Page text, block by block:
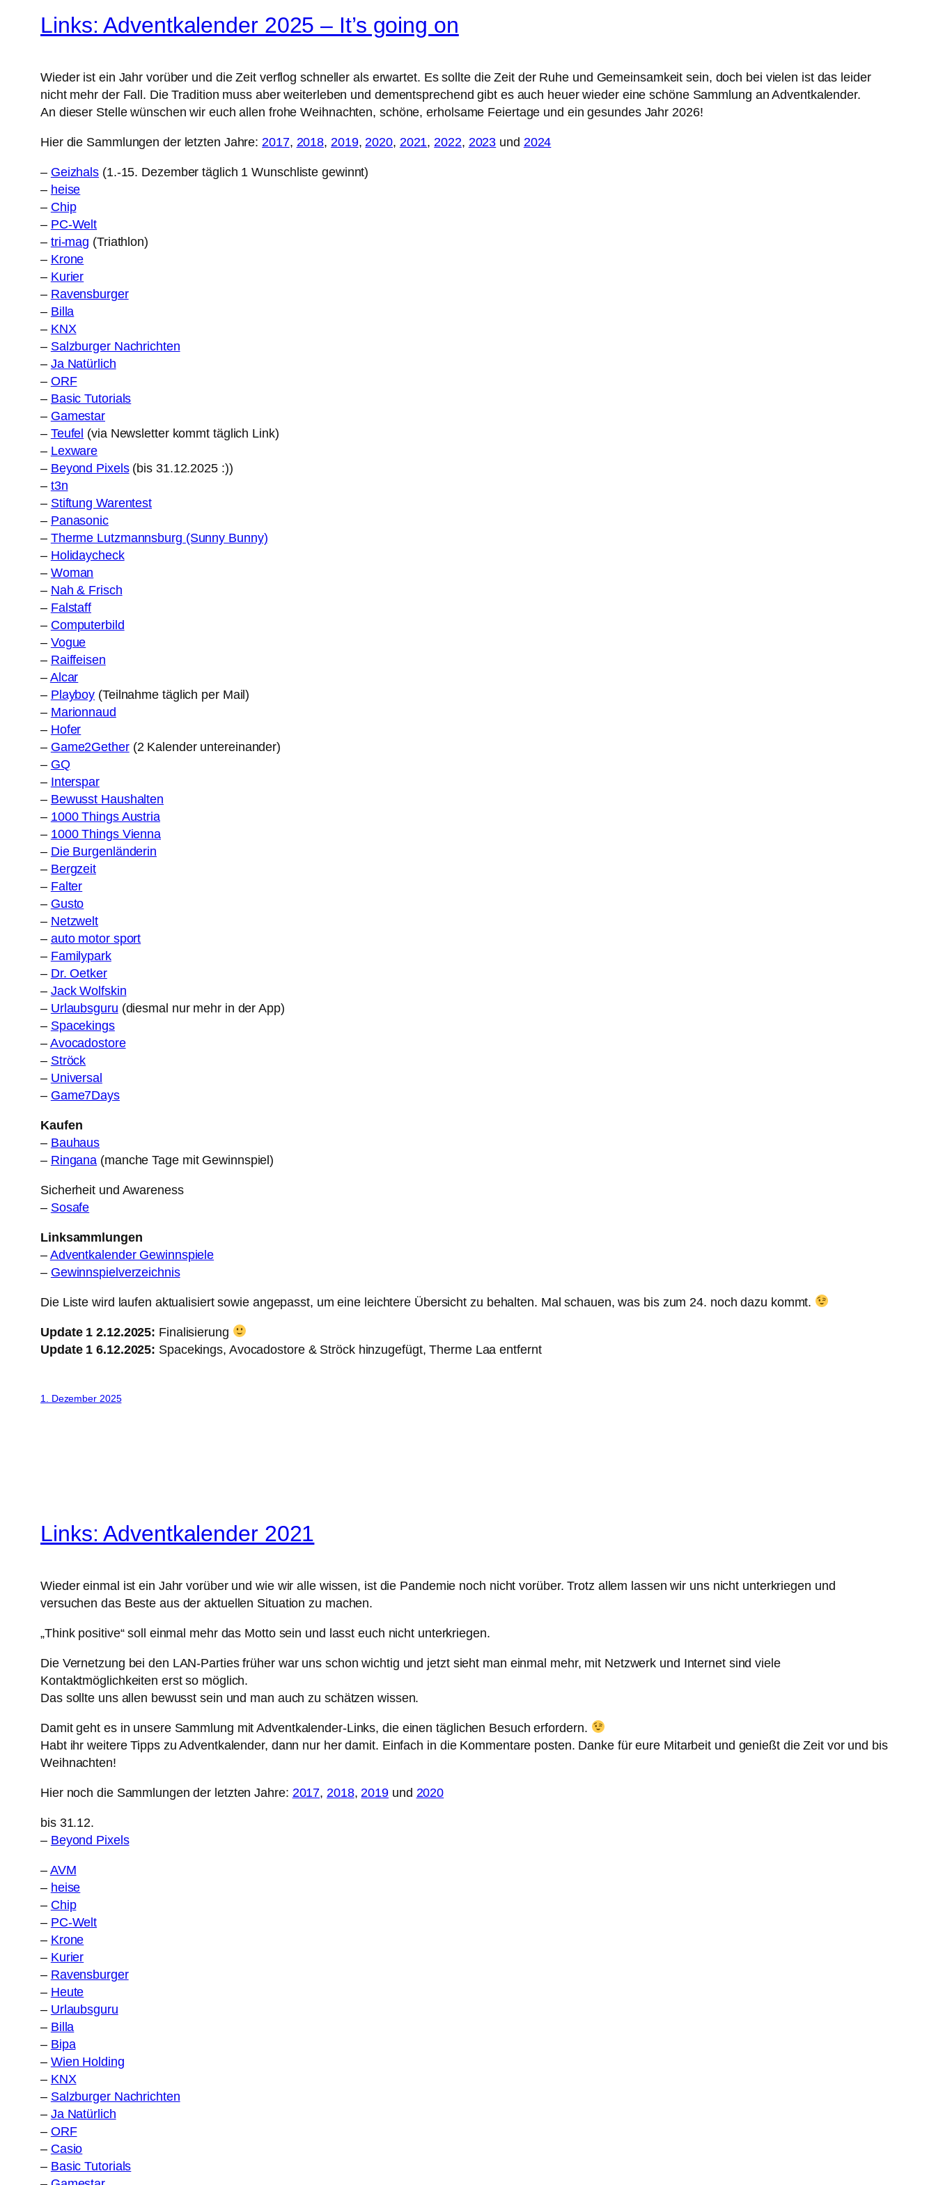
Links: Adventkalender 2025 – It’s going on
Wieder ist ein Jahr vorüber und die Zeit verflog schneller als erwartet. Es sollte die Zeit der Ruhe und Gemeinsamkeit sein, doch bei vielen ist das leider
nicht mehr der Fall. Die Tradition muss aber weiterleben und dementsprechend gibt es auch heuer wieder eine schöne Sammlung an Adventkalender.
An dieser Stelle wünschen wir euch allen frohe Weihnachten, schöne, erholsame Feiertage und ein gesundes Jahr 2026!
Hier die Sammlungen der letzten Jahre: 2017, 2018, 2019, 2020, 2021, 2022, 2023 und 2024
– Geizhals (1.-15. Dezember täglich 1 Wunschliste gewinnt)
– heise
– Chip
– PC-Welt
– tri-mag (Triathlon)
– Krone
– Kurier
– Ravensburger
– Billa
– KNX
– Salzburger Nachrichten
– Ja Natürlich
– ORF
– Basic Tutorials
– Gamestar
– Teufel (via Newsletter kommt täglich Link)
– Lexware
– Beyond Pixels(bis 31.12.2025 :))
– t3n
– Stiftung Warentest
– Panasonic
– Therme Lutzmannsburg (Sunny Bunny)
– Holidaycheck
– Woman
– Nah & Frisch
– Falstaff
– Computerbild
– Vogue
– Raiffeisen
– Alcar
– Playboy (Teilnahme täglich per Mail)
– Marionnaud
– Hofer
– Game2Gether(2 Kalender untereinander)
– GQ
– Interspar
– Bewusst Haushalten
– 1000 Things Austria
– 1000 Things Vienna
– Die Burgenländerin
– Bergzeit
– Falter
– Gusto
– Netzwelt
– auto motor sport
– Familypark
– Dr. Oetker
– Jack Wolfskin
– Urlaubsguru (diesmal nur mehr in der App)
– Spacekings
– Avocadostore
– Ströck
– Universal
– Game7Days
Kaufen
– Bauhaus
– Ringana (manche Tage mit Gewinnspiel)
Sicherheit und Awareness
– Sosafe
Linksammlungen
– Adventkalender Gewinnspiele
– Gewinnspielverzeichnis
Die Liste wird laufen aktualisiert sowie angepasst, um eine leichtere Übersicht zu behalten. Mal schauen, was bis zum 24. noch dazu kommt.
Update 1 2.12.2025: Finalisierung
Update 1 6.12.2025: Spacekings, Avocadostore & Ströck hinzugefügt, Therme Laa entfernt
1. Dezember 2025
Links: Adventkalender 2021
Wieder einmal ist ein Jahr vorüber und wie wir alle wissen, ist die Pandemie noch nicht vorüber. Trotz allem lassen wir uns nicht unterkriegen und
versuchen das Beste aus der aktuellen Situation zu machen.
„Think positive“ soll einmal mehr das Motto sein und lasst euch nicht unterkriegen.
Die Vernetzung bei den LAN-Parties früher war uns schon wichtig und jetzt sieht man einmal mehr, mit Netzwerk und Internet sind viele
Kontaktmöglichkeiten erst so möglich.
Das sollte uns allen bewusst sein und man auch zu schätzen wissen.
Damit geht es in unsere Sammlung mit Adventkalender-Links, die einen täglichen Besuch erfordern.
Habt ihr weitere Tipps zu Adventkalender, dann nur her damit. Einfach in die Kommentare posten. Danke für eure Mitarbeit und genießt die Zeit vor und bis
Weihnachten!
Hier noch die Sammlungen der letzten Jahre: 2017, 2018, 2019 und 2020
bis 31.12.
– Beyond Pixels
– AVM
– heise
– Chip
– PC-Welt
– Krone
– Kurier
– Ravensburger
– Heute
– Urlaubsguru
– Billa
– Bipa
– Wien Holding
– KNX
– Salzburger Nachrichten
– Ja Natürlich
– ORF
– Casio
– Basic Tutorials